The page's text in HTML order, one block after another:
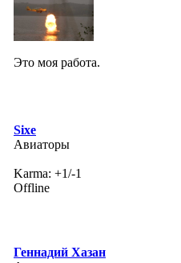
Это моя работа.
Sixe
Авиаторы
Karma: +1/-1
Offline
Геннадий Хазан